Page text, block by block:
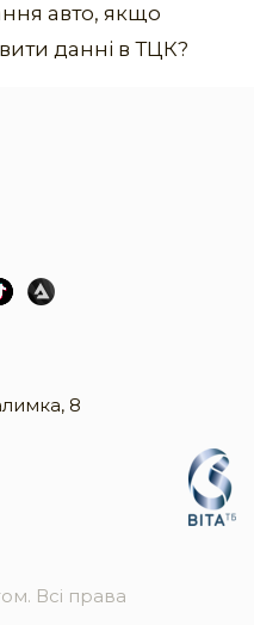
авто, якщо
данні в ТЦК?
8
Всі права